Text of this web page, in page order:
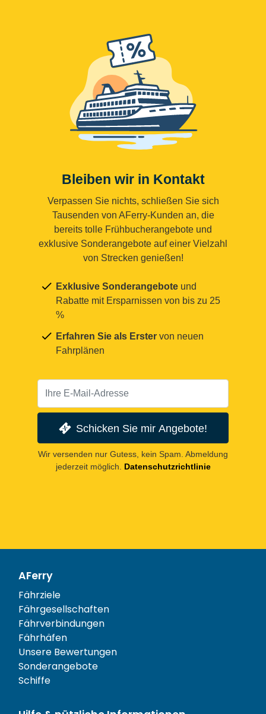
Bleiben wir in Kontakt
Verpassen Sie nichts, schließen Sie sich
Tausenden von AFerry-Kunden an, die
bereits tolle Frühbucherangebote und
exklusive Sonderangebote auf einer Vielzahl
von Strecken genießen!
Exklusive Sonderangebote und
Rabatte mit Ersparnissen von bis zu 25
%
Erfahren Sie als Erster von neuen
Fahrplänen
Schicken Sie mir Angebote!
Wir versenden nur Gutess, kein Spam. Abmeldung
jederzeit möglich.
Datenschutzrichtlinie
AFerry
Fährziele
Fährgesellschaften
Fährverbindungen
Fährhäfen
Unsere Bewertungen
Sonderangebote
Schiffe